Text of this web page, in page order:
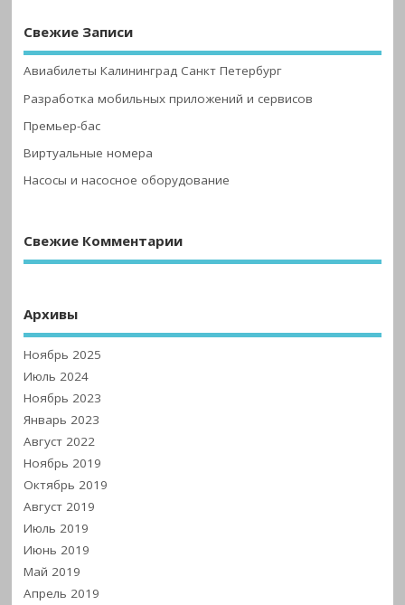
Свежие Записи
Авиабилеты Калининград Санкт Петербург
Разработка мобильных приложений и сервисов
Премьер-бас
Виртуальные номера
Насосы и насосное оборудование
Свежие Комментарии
Архивы
Ноябрь 2025
Июль 2024
Ноябрь 2023
Январь 2023
Август 2022
Ноябрь 2019
Октябрь 2019
Август 2019
Июль 2019
Июнь 2019
Май 2019
Апрель 2019